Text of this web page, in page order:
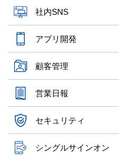
社内SNS
アプリ開発
顧客管理
営業日報
セキュリティ
シングルサインオン